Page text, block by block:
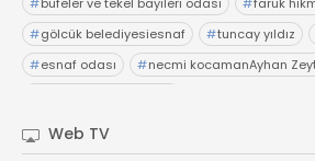
#gölcük belediyesiesnaf #tuncay yıldız
#esnaf odası #necmi kocamanAyhan
Web TV